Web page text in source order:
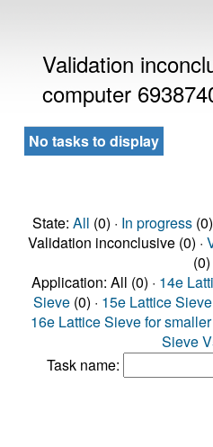
Validation
computer
No tasks to display
State: All (0) · In progress(0)
Validation inconclusive (0) ·
(0)
Application: All (0) · 14e
Sieve (0) · 15e Lattice
16e Lattice Sieve for
Sieve
Task name: